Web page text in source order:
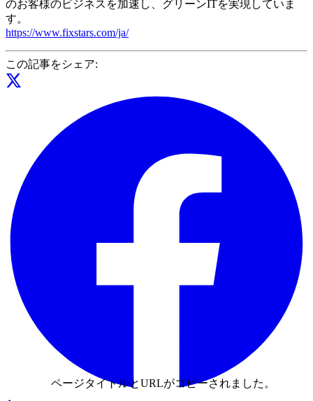
のお客様のビジネスを加速し、グリーンITを実現していま
す。
https://www.fixstars.com/ja/
この記事をシェア:
ページタイトルとURLがコピーされました。